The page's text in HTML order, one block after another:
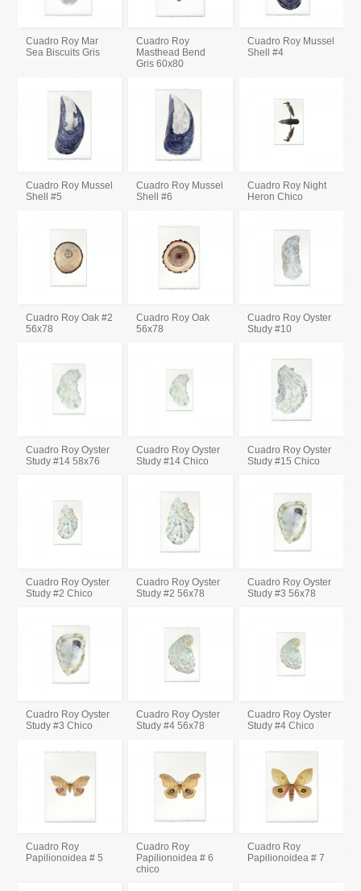
Cuadro Roy Mar
Sea Biscuits Gris
Cuadro Roy
Masthead Bend
Gris 60x80
Cuadro Roy Mussel
Shell #4
Cuadro Roy Mussel
Shell #5
Cuadro Roy Mussel
Shell #6
Cuadro Roy Night
Heron Chico
Cuadro Roy Oak #2
56x78
Cuadro Roy Oak
56x78
Cuadro Roy Oyster
Study #10
Cuadro Roy Oyster
Study #14 58x76
Cuadro Roy Oyster
Study #14 Chico
Cuadro Roy Oyster
Study #15 Chico
Cuadro Roy Oyster
Study #2 Chico
Cuadro Roy Oyster
Study #2 56x78
Cuadro Roy Oyster
Study #3 56x78
Cuadro Roy Oyster
Study #3 Chico
Cuadro Roy Oyster
Study #4 56x78
Cuadro Roy Oyster
Study #4 Chico
Cuadro Roy
Papilionoidea # 5
Cuadro Roy
Papilionoidea # 6
chico
Cuadro Roy
Papilionoidea # 7